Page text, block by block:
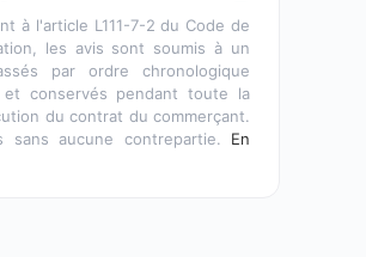
à l'article L111-7-2 du Code de
les avis sont soumis à un
par ordre chronologique
et conservés pendant toute la
du contrat du commerçant.
sans aucune contrepartie. En